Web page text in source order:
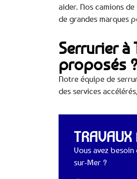
aider. Nos camions
de grandes marques
Serrurier à
proposés
Notre équipe de
des services
TRAVAUX
Vous avez
sur-Mer ?